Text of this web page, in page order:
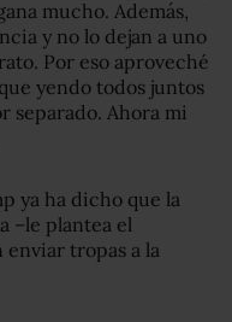
mucho. Además,
y no lo dejan a uno
Por eso aproveché
yendo todos juntos
separado. Ahora mi
ya ha dicho que la
–le plantea el
tropas a la